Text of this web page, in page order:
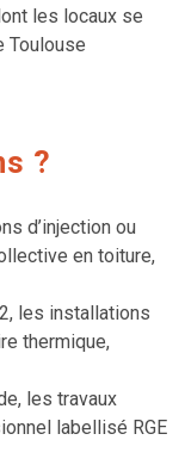
les locaux se
Toulouse
?
d’injection ou
en toiture,
les installations
thermique,
les travaux
labellisé RGE